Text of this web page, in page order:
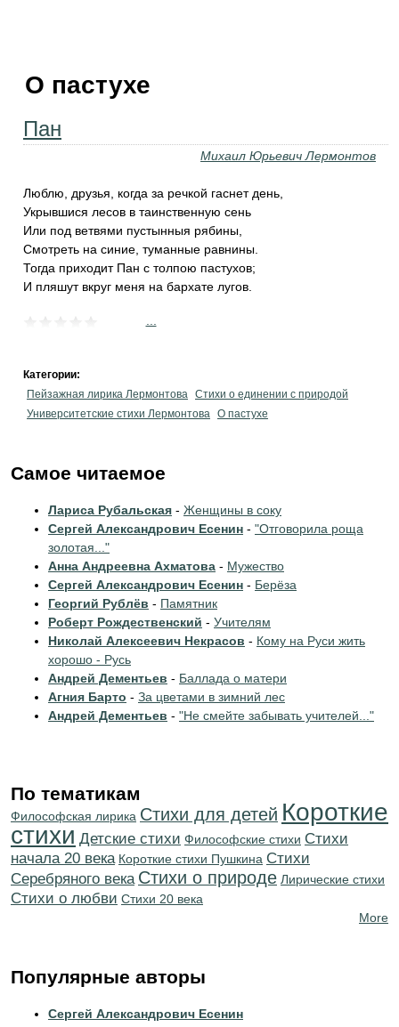
О пастухе
Пан
Михаил Юрьевич Лермонтов
Люблю, друзья, когда за речкой гаснет день,
Укрывшися лесов в таинственную сень
Или под ветвями пустынныя рябины,
Смотреть на синие, туманные равнины.
Тогда приходит Пан с толпою пастухов;
И пляшут вкруг меня на бархате лугов.
Категории:
Пейзажная лирика Лермонтова Стихи о единении с природой
Университетские стихи Лермонтова О пастухе
Самое читаемое
Лариса Рубальская - Женщины в соку
Сергей Александрович Есенин - "Отговорила роща
золотая..."
Анна Андреевна Ахматова - Мужество
Сергей Александрович Есенин - Берёза
Георгий Рублёв - Памятник
Роберт Рождественский - Учителям
Николай Алексеевич Некрасов - Кому на Руси жить
хорошо - Русь
Андрей Дементьев - Баллада о матери
Агния Барто - За цветами в зимний лес
Андрей Дементьев - "Не смейте забывать учителей..."
По тематикам
Философская лирика Стихи для детей Короткие
стихи Детские стихи Философские стихи Cтихи
начала 20 века Короткие стихи Пушкина Cтихи
Серебряного века Стихи о природе Лирические стихи
Стихи о любви Стихи 20 века
More
Популярные авторы
Сергей Александрович Есенин